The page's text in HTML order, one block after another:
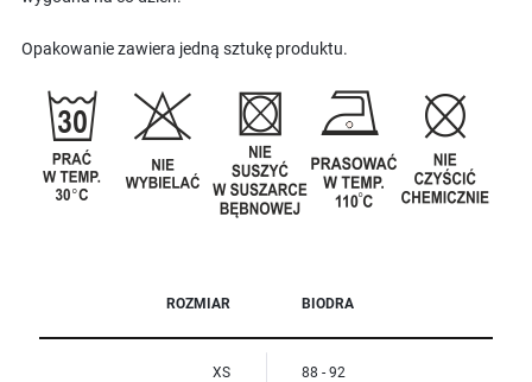
Opakowanie zawiera jedną sztukę produktu.
ROZMIAR BIODRA
XS 88 - 92